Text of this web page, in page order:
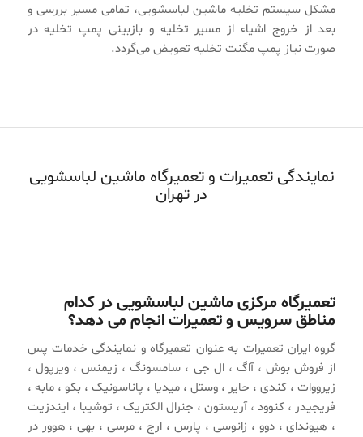
مشکل سیستم تخلیه ماشین لباسشویی، تمامی مسیر بررسی و
بعد از خروج اشیاء از مسیر تخلیه و بازبینی پمپ تخلیه در
صورت نیاز پمپ مگنت تخلیه تعویض می‌گردد.
نمایندگی تعمیرات و تعمیرگاه ماشین لباسشویی
در تهران
تعمیرگاه مرکزی ماشین لباسشویی در کدام
مناطق سرویس و تعمیرات انجام می دهد؟
گروه ایران تعمیرات به عنوان تعمیرگاه و نمایندگی خدمات پس
از فروش بوش ، آاگ ، ال جی ، سامسونگ ، زیمنس ، ویرپول ،
زیرووات ، کندی ، حایر ، وستل ، میدیا ، پاناسونیک ، بکو ، مابه ،
فریجیدر ، کنوود ، آریستون ، جنرال الکتریک ، توشیبا ، ایندزیت
، هیوندای ، دوو ، زانوسی ، پارس ، ارج ، مرسی ، بهی ، هوور در